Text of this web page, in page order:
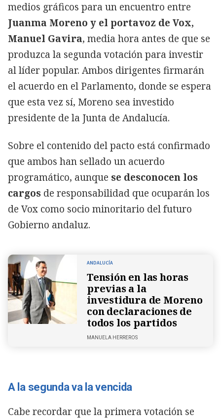
medios gráficos para un encuentro entre
Juanma Moreno y el portavoz de Vox,
Manuel Gavira, media hora antes de que se
produzca la segunda votación para investir
al líder popular. Ambos dirigentes firmarán
el acuerdo en el Parlamento, donde se espera
que esta vez sí, Moreno sea investido
presidente de la Junta de Andalucía.
Sobre el contenido del pacto está confirmado
que ambos han sellado un acuerdo
programático, aunque se desconocen los
cargos de responsabilidad que ocuparán los
de Vox como socio minoritario del futuro
Gobierno andaluz.
ANDALUCÍA
Tensión en las horas
previas a la
investidura de Moreno
con declaraciones de
todos los partidos
MANUELA HERREROS
A la segunda va la vencida
Cabe recordar que la primera votación se